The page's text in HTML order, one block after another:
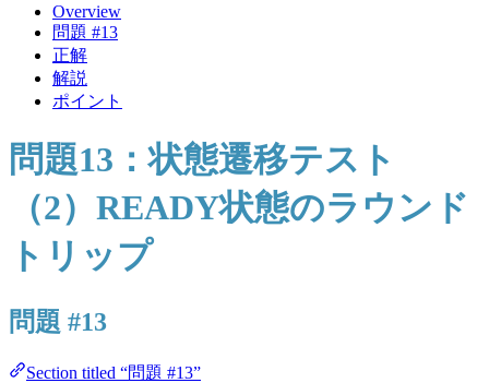
Overview
問題 #13
正解
解説
ポイント
問題13：状態遷移テスト
（2）READY状態のラウンド
トリップ
問題 #13
Section titled “問題 #13”